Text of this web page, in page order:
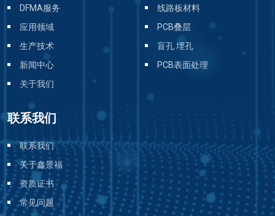
DFMA服务
应用领域
生产技术
新闻中心
关于我们
线路板材料
PCB叠层
盲孔 埋孔
PCB表面处理
联系我们
联系我们
关于鑫景福
资质证书
常见问题